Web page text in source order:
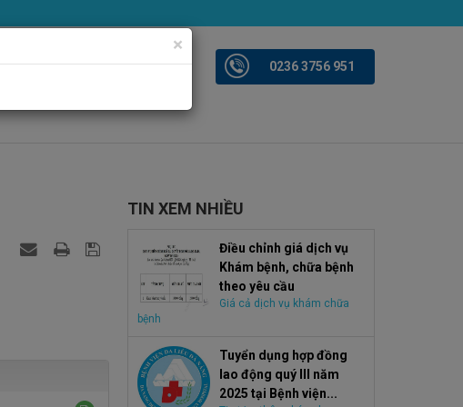
Thư viện ảnh Videoclips 0236 3756 951
TIN XEM NHIỀU
Điều chỉnh giá dịch vụ
Khám bệnh, chữa bệnh
theo yêu cầu
Giá cả dịch vụ khám chữa
bệnh
Tuyển dụng hợp đồng
lao động quý III năm
2025 tại Bệnh viện...
×